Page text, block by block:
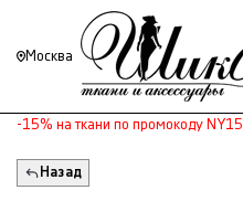
Москва
-15% на ткани по промокоду NY15
Назад